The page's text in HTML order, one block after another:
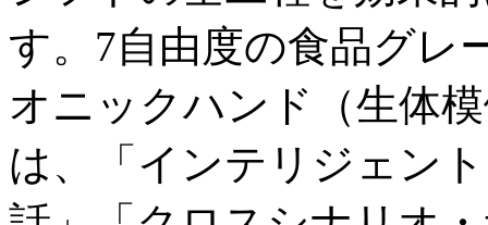
す。7自由度の食品グレ
オニックハンド（生体
は、「インテリジェン